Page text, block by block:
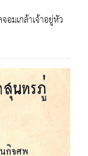
อมเกล้าเจ้าอยู่หัว